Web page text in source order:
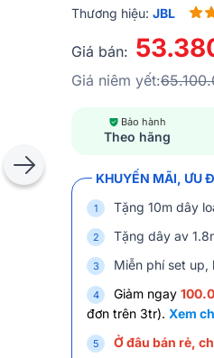
Thương hiệu: JBL
Giá bán:
Giá niêm yết:
Bảo hành
Theo hãng
KHUYẾN MÃI, ƯU
Tặng 10m dây
Tặng dây av
Miễn phí set
Giảm ngay
đơn trên 3tr). Xem
Ở đâu bán rẻ,